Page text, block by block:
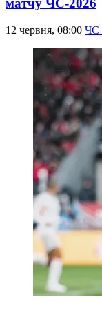
матчу ЧС-2026
12 червня, 08:00 ЧС